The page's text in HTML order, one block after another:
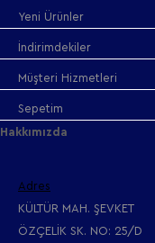
Yeni Ürünler
İndirimdekiler
Müşteri Hizmetleri
Sepetim
Hakkımızda
Adres
KÜLTÜR MAH. ŞEVKET
ÖZÇELİK SK. NO: 25/D